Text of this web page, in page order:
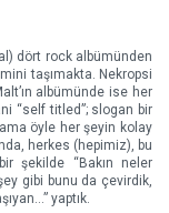
dört rock albümünden
taşımakta. Nekropsi
albümünde ise her
“self titled”; slogan bir
öyle her şeyin kolay
herkes (hepimiz), bu
şekilde “Bakın neler
gibi bunu da çevirdik,
yaptık.